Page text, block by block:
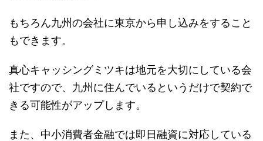
もちろん九州の会社に東京から申し込みをすること
もできます。
真心キャッシングミツキは地元を大切にしている会
社ですので、九州に住んでいるというだけで契約で
きる可能性がアップします。
また、中小消費者金融では即日融資に対応している